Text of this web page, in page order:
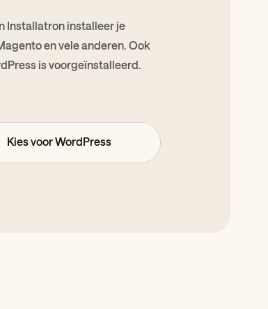
Installatron installeer je
en vele anderen. Ook
is voorgeïnstalleerd.
Kies voor WordPress